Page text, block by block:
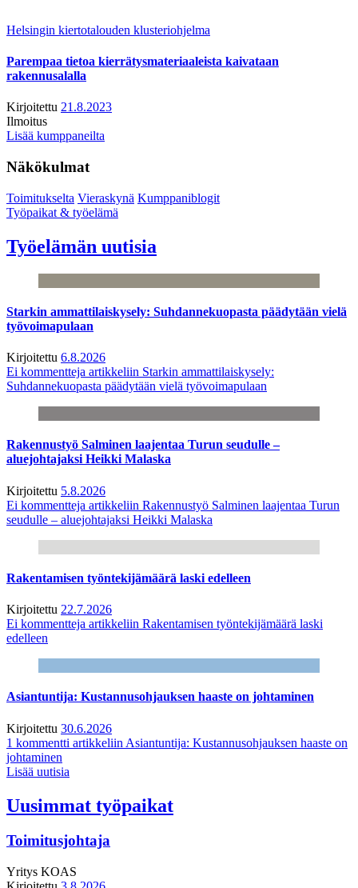
Helsingin kiertotalouden klusteriohjelma
Parempaa tietoa kierrätysmateriaaleista kaivataan
rakennusalalla
Kirjoitettu 21.8.2023
Ilmoitus
Lisää kumppaneilta
Näkökulmat
Toimitukselta Vieraskynä Kumppaniblogit
Työpaikat & työelämä
Työelämän uutisia
Starkin ammattilaiskysely: Suhdannekuopasta päädytään vielä
työvoimapulaan
Kirjoitettu 6.8.2026
Ei kommentteja artikkeliin Starkin ammattilaiskysely:
Suhdannekuopasta päädytään vielä työvoimapulaan
Rakennustyö Salminen laajentaa Turun seudulle –
aluejohtajaksi Heikki Malaska
Kirjoitettu 5.8.2026
Ei kommentteja artikkeliin Rakennustyö Salminen laajentaa Turun
seudulle – aluejohtajaksi Heikki Malaska
Rakentamisen työntekijämäärä laski edelleen
Kirjoitettu 22.7.2026
Ei kommentteja artikkeliin Rakentamisen työntekijämäärä laski
edelleen
Asiantuntija: Kustannusohjauksen haaste on johtaminen
Kirjoitettu 30.6.2026
1 kommentti artikkeliin Asiantuntija: Kustannusohjauksen haaste on
johtaminen
Lisää uutisia
Uusimmat työpaikat
Toimitusjohtaja
Yritys KOAS